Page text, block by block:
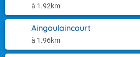
à 1.92km
Aingoulaincourt
à 1.96km